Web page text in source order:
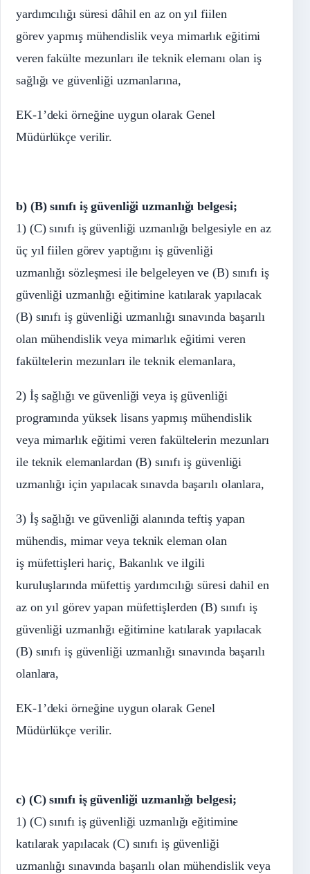
yardımcılığı süresi dâhil en az on yıl fiilen
görev yapmış mühendislik veya mimarlık eğitimi
veren fakülte mezunları ile teknik elemanı olan iş
sağlığı ve güvenliği uzmanlarına,
EK-1’deki örneğine uygun olarak Genel
Müdürlükçe verilir.
b) (B) sınıfı iş güvenliği uzmanlığı belgesi;
1) (C) sınıfı iş güvenliği uzmanlığı belgesiyle en az
üç yıl fiilen görev yaptığını iş güvenliği
uzmanlığı sözleşmesi ile belgeleyen ve (B) sınıfı iş
güvenliği uzmanlığı eğitimine katılarak yapılacak
(B) sınıfı iş güvenliği uzmanlığı sınavında başarılı
olan mühendislik veya mimarlık eğitimi veren
fakültelerin mezunları ile teknik elemanlara,
2) İş sağlığı ve güvenliği veya iş güvenliği
programında yüksek lisans yapmış mühendislik
veya mimarlık eğitimi veren fakültelerin mezunları
ile teknik elemanlardan (B) sınıfı iş güvenliği
uzmanlığı için yapılacak sınavda başarılı olanlara,
3) İş sağlığı ve güvenliği alanında teftiş yapan
mühendis, mimar veya teknik eleman olan
iş müfettişleri hariç, Bakanlık ve ilgili
kuruluşlarında müfettiş yardımcılığı süresi dahil en
az on yıl görev yapan müfettişlerden (B) sınıfı iş
güvenliği uzmanlığı eğitimine katılarak yapılacak
(B) sınıfı iş güvenliği uzmanlığı sınavında başarılı
olanlara,
EK-1’deki örneğine uygun olarak Genel
Müdürlükçe verilir.
c) (C) sınıfı iş güvenliği uzmanlığı belgesi;
1) (C) sınıfı iş güvenliği uzmanlığı eğitimine
katılarak yapılacak (C) sınıfı iş güvenliği
uzmanlığı sınavında başarılı olan mühendislik veya